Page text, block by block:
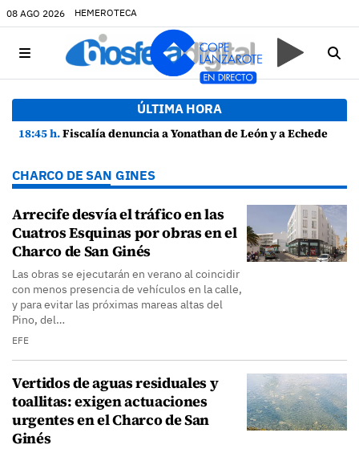
08 AGO 2026 HEMEROTECA
ÚLTIMA HORA
18:45 h.Fiscalía denuncia a Yonathan de León y a Echedey Eugenio por presuntas anomalías en contratos festivos
CHARCO DE SAN GINES
Arrecife desvía el tráfico en las
Cuatros Esquinas por obras en el
Charco de San Ginés
Las obras se ejecutarán en verano al coincidir
con menos presencia de vehículos en la calle,
y para evitar las próximas mareas altas del
Pino, del…
EFE
Vertidos de aguas residuales y
toallitas: exigen actuaciones
urgentes en el Charco de San
Ginés